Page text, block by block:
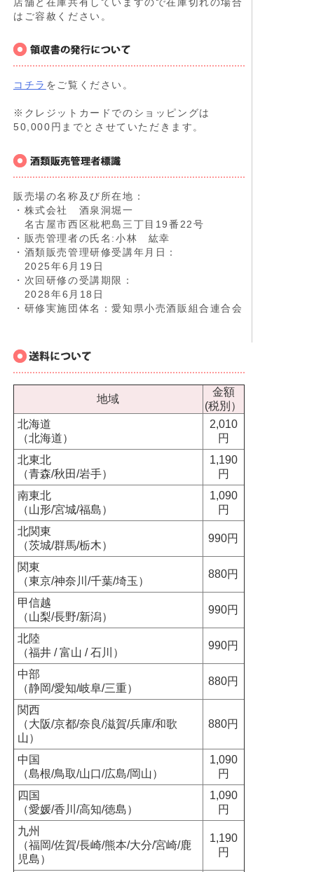
はご容赦ください。
コチラ をご覧ください。
※クレジットカードでのショッピングは
50,000円までとさせていただきます。
販売場の名称及び所在地：
・株式会社 酒泉洞堀一
名古屋市西区枇杷島三丁目19番22号
・販売管理者の氏名:小林 紘幸
・酒類販売管理研修受講年月日：
2025年6月19日
・次回研修の受講期限：
2028年6月18日
・研修実施団体名：愛知県小売酒販組合連合会
地域
金額
(税別）
北海道
（北海道）
2,010
円
北東北
（青森/秋田/岩手）
1,190
円
南東北
（山形/宮城/福島）
1,090
円
北関東
（茨城/群馬/栃木）
990円
関東
（東京/神奈川/千葉/埼玉）
880円
甲信越
（山梨/長野/新潟）
990円
北陸
（福井 / 富山 / 石川）
990円
中部
（静岡/愛知/岐阜/三重）
880円
関西
（大阪/京都/奈良/滋賀/兵庫/和歌
山）
880円
中国
（島根/鳥取/山口/広島/岡山）
1,090
円
四国
（愛媛/香川/高知/徳島）
1,090
円
九州
（福岡/佐賀/長崎/熊本/大分/宮崎/鹿
児島）
1,190
円